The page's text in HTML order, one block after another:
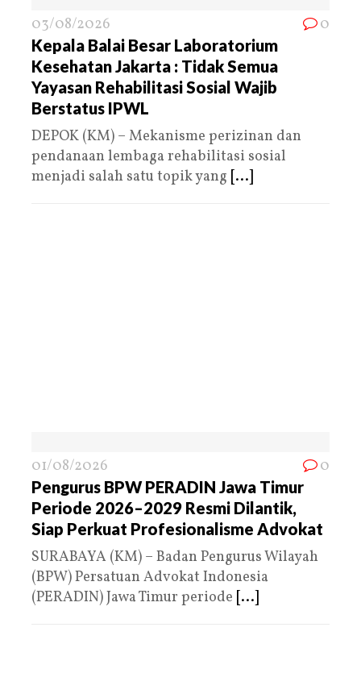
03/08/2026 0
Kepala Balai Besar Laboratorium
Kesehatan Jakarta : Tidak Semua
Yayasan Rehabilitasi Sosial Wajib
Berstatus IPWL
DEPOK (KM) – Mekanisme perizinan dan
pendanaan lembaga rehabilitasi sosial
menjadi salah satu topik yang [...]
01/08/2026 0
Pengurus BPW PERADIN Jawa Timur
Periode 2026–2029 Resmi Dilantik,
Siap Perkuat Profesionalisme Advokat
SURABAYA (KM) – Badan Pengurus Wilayah
(BPW) Persatuan Advokat Indonesia
(PERADIN) Jawa Timur periode [...]